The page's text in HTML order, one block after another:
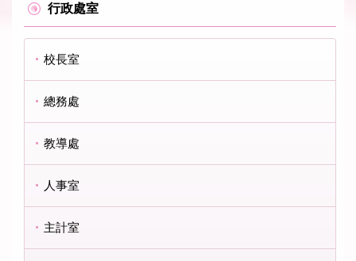
行政處室
校長室
總務處
教導處
人事室
主計室